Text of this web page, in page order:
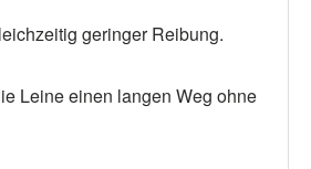
geringer Reibung.
Leine einen langen Weg ohne